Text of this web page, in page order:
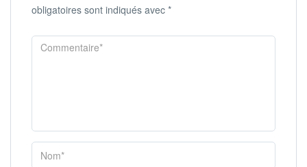
obligatoires sont indiqués avec *